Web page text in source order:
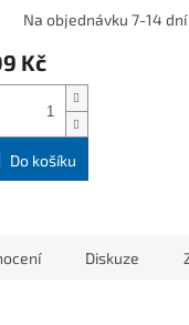
Na objednávku 7-14 dní
Kč
Do košíku
Diskuze